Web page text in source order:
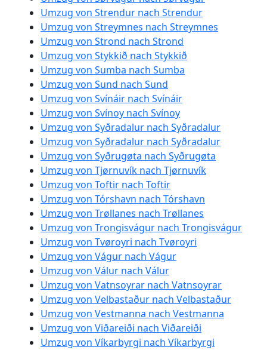
Umzug von Strendur nach Strendur
Umzug von Streymnes nach Streymnes
Umzug von Strond nach Strond
Umzug von Stykkið nach Stykkið
Umzug von Sumba nach Sumba
Umzug von Sund nach Sund
Umzug von Svínáir nach Svínáir
Umzug von Svínoy nach Svínoy
Umzug von Syðradalur nach Syðradalur
Umzug von Syðradalur nach Syðradalur
Umzug von Syðrugøta nach Syðrugøta
Umzug von Tjørnuvík nach Tjørnuvík
Umzug von Toftir nach Toftir
Umzug von Tórshavn nach Tórshavn
Umzug von Trøllanes nach Trøllanes
Umzug von Trongisvágur nach Trongisvágur
Umzug von Tvøroyri nach Tvøroyri
Umzug von Vágur nach Vágur
Umzug von Válur nach Válur
Umzug von Vatnsoyrar nach Vatnsoyrar
Umzug von Velbastaður nach Velbastaður
Umzug von Vestmanna nach Vestmanna
Umzug von Viðareiði nach Viðareiði
Umzug von Víkarbyrgi nach Víkarbyrgi